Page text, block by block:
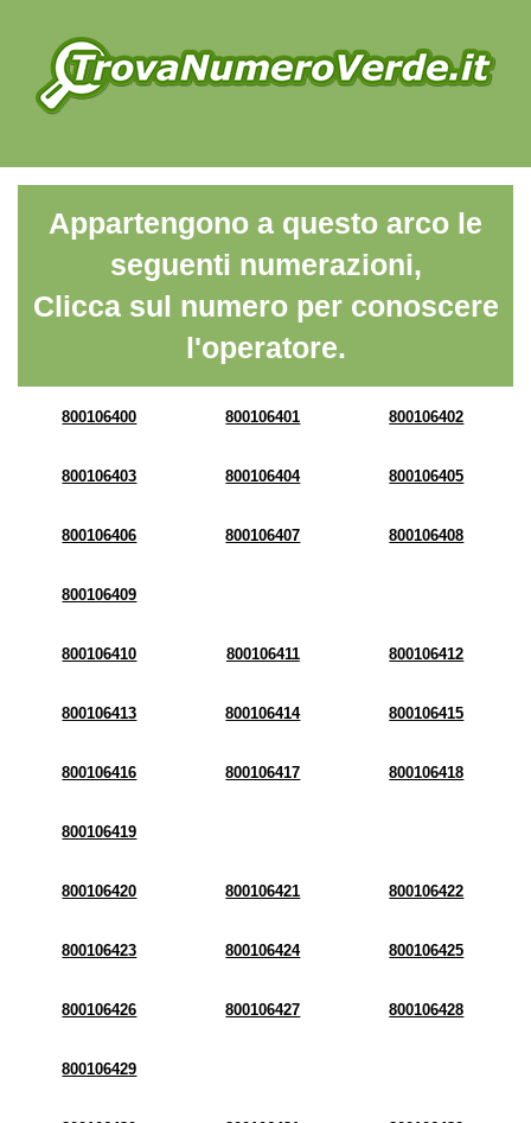
Appartengono a questo arco le
seguenti numerazioni,
Clicca sul numero per conoscere
l'operatore.
800106400 800106401 800106402
800106403 800106404 800106405
800106406 800106407 800106408
800106409
800106410 800106411 800106412
800106413 800106414 800106415
800106416 800106417 800106418
800106419
800106420 800106421 800106422
800106423 800106424 800106425
800106426 800106427 800106428
800106429